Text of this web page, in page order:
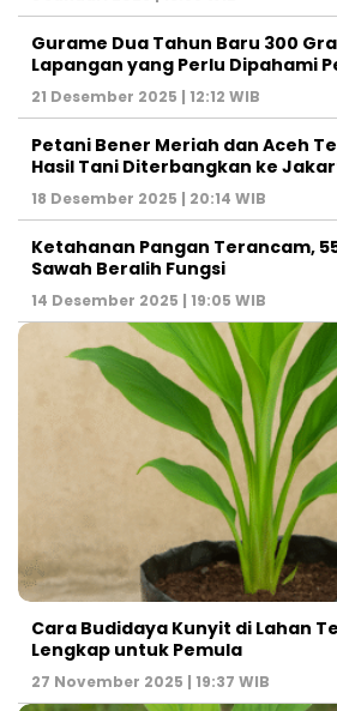
Gurame Dua Tahun Baru 300
Lapangan yang Perlu Dipahami
21 Desember 2025 | 12:12 WIB
Petani Bener Meriah dan Aceh
Hasil Tani Diterbangkan ke
18 Desember 2025 | 20:14 WIB
Ketahanan Pangan Terancam,
Sawah Beralih Fungsi
14 Desember 2025 | 19:05 WIB
Cara Budidaya Kunyit di Lahan
Lengkap untuk Pemula
27 November 2025 | 19:37 WIB